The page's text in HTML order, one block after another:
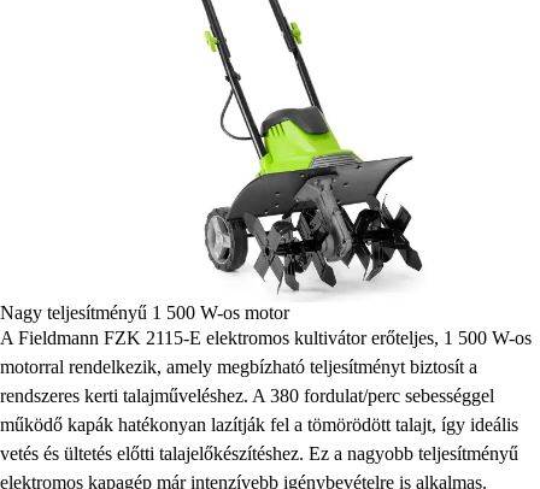
Nagy teljesítményű 1 500 W-os motor
A Fieldmann FZK 2115-E elektromos kultivátor erőteljes, 1 500 W-os
motorral rendelkezik, amely megbízható teljesítményt biztosít a
rendszeres kerti talajműveléshez. A 380 fordulat/perc sebességgel
működő kapák hatékonyan lazítják fel a tömörödött talajt, így ideális
vetés és ültetés előtti talajelőkészítéshez. Ez a nagyobb teljesítményű
elektromos kapagép már intenzívebb igénybevételre is alkalmas.